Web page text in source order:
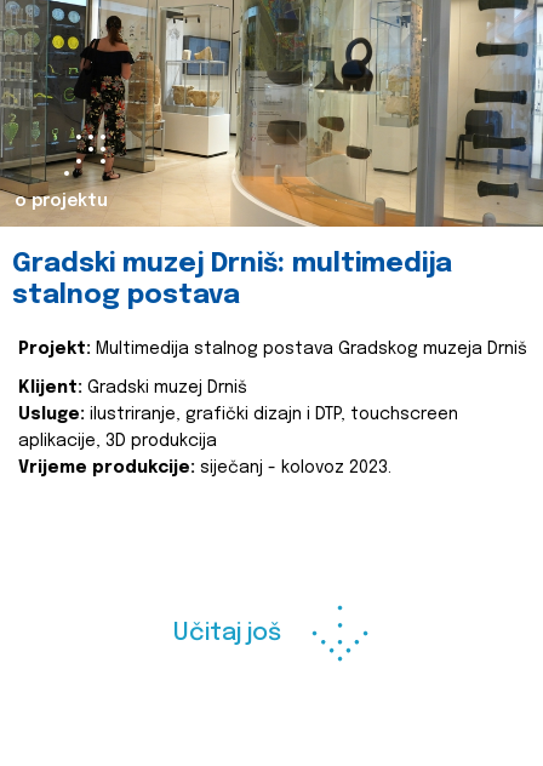
o projektu
Gradski muzej Drniš: multimedija
stalnog postava
Projekt: Multimedija stalnog postava Gradskog muzeja Drniš
Klijent: Gradski muzej Drniš
Usluge: ilustriranje, grafički dizajn i DTP, touchscreen
aplikacije, 3D produkcija
Vrijeme produkcije: siječanj - kolovoz 2023.
Učitaj još